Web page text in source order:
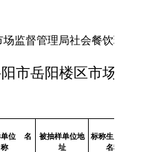
督管理局社会餐饮环节
市岳阳楼区市场监
位
名
称
被抽样单位地
址
标称生产企业
名称